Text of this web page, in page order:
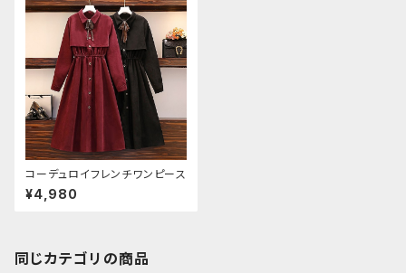
コーデュロイフレンチワンピース
¥4,980
同じカテゴリの商品